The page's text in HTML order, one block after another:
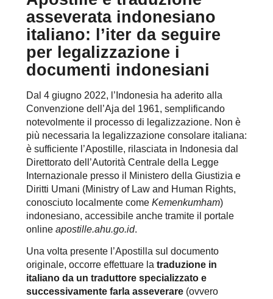
asseverata indonesiano
italiano: l’iter da seguire
per legalizzazione i
documenti indonesiani
Dal 4 giugno 2022, l’Indonesia ha aderito alla
Convenzione dell’Aja del 1961, semplificando
notevolmente il processo di legalizzazione. Non è
più necessaria la legalizzazione consolare italiana:
è sufficiente l’Apostille, rilasciata in Indonesia dal
Direttorato dell’Autorità Centrale della Legge
Internazionale presso il Ministero della Giustizia e
Diritti Umani (Ministry of Law and Human Rights,
conosciuto localmente come Kemenkumham)
indonesiano, accessibile anche tramite il portale
online apostille.ahu.go.id.
Una volta presente l’Apostilla sul documento
originale, occorre effettuare la traduzione in
italiano da un traduttore specializzato e
successivamente farla asseverare(ovvero